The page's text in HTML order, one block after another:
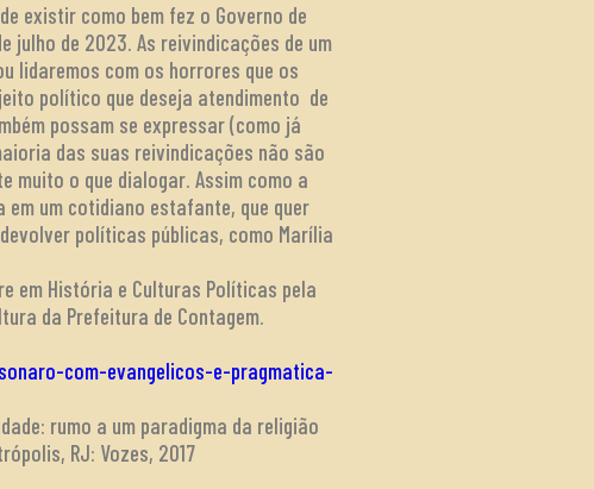
existir como bem fez o Governo de
julho de 2023. As reivindicações de um
lidaremos com os horrores que os
político que deseja atendimento de
possam se expressar (como já
das suas reivindicações não são
muito o que dialogar. Assim como a
um cotidiano estafante, que quer
políticas públicas, como Marília
em História e Culturas Políticas pela
da Prefeitura de Contagem.
com-evangelicos-e-pragmatica-
rumo a um paradigma da religião
RJ: Vozes, 2017